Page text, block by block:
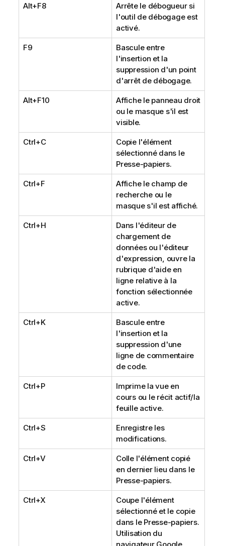
Alt+F8
Arrête le débogueur si
l'outil de débogage est
activé.
F9
Bascule entre
l'insertion et la
suppression d'un point
d'arrêt de débogage.
Alt+F10
Affiche le panneau droit
ou le masque s'il est
visible.
Ctrl+C
Copie l'élément
sélectionné dans le
Presse-papiers.
Ctrl+F
Affiche le champ de
recherche ou le
masque s'il est affiché.
Ctrl+H
Dans l'éditeur de
chargement de
données ou l'éditeur
d'expression, ouvre la
rubrique d'aide en
ligne relative à la
fonction sélectionnée
active.
Ctrl+K
Bascule entre
l'insertion et la
suppression d'une
ligne de commentaire
de code.
Ctrl+P
Imprime la vue en
cours ou le récit actif/la
feuille active.
Ctrl+S
Enregistre les
modifications.
Ctrl+V
Colle l'élément copié
en dernier lieu dans le
Presse-papiers.
Ctrl+X
Coupe l'élément
sélectionné et le copie
dans le Presse-papiers.
Utilisation du
navigateur Google